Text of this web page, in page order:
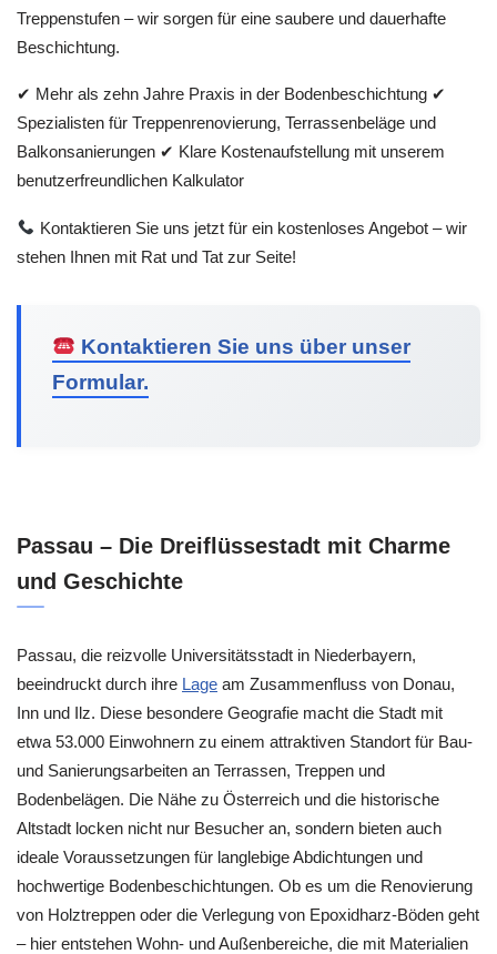
Treppenstufen – wir sorgen für eine saubere und dauerhafte
Beschichtung.
✔ Mehr als zehn Jahre Praxis in der Bodenbeschichtung ✔
Spezialisten für Treppenrenovierung, Terrassenbeläge und
Balkonsanierungen ✔ Klare Kostenaufstellung mit unserem
benutzerfreundlichen Kalkulator
Kontaktieren Sie uns jetzt für ein kostenloses Angebot – wir
stehen Ihnen mit Rat und Tat zur Seite!
Kontaktieren Sie uns über unser
Formular.
Passau – Die Dreiflüssestadt mit Charme
und Geschichte
Passau, die reizvolle Universitätsstadt in Niederbayern,
beeindruckt durch ihre Lage am Zusammenfluss von Donau,
Inn und Ilz. Diese besondere Geografie macht die Stadt mit
etwa 53.000 Einwohnern zu einem attraktiven Standort für Bau-
und Sanierungsarbeiten an Terrassen, Treppen und
Bodenbelägen. Die Nähe zu Österreich und die historische
Altstadt locken nicht nur Besucher an, sondern bieten auch
ideale Voraussetzungen für langlebige Abdichtungen und
hochwertige Bodenbeschichtungen. Ob es um die Renovierung
von Holztreppen oder die Verlegung von Epoxidharz-Böden geht
– hier entstehen Wohn- und Außenbereiche, die mit Materialien